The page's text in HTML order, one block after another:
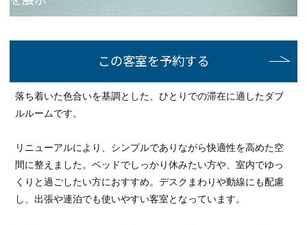
この客室を予約する
落ち着いた色合いを基調とした、ひとりでの滞在に適したダブ
ルルームです。
リニューアルにより、シンプルでありながら快適性を高めた空
間に整えました。ベッドでしっかり休みたい方や、室内でゆっ
くりと過ごしたい方におすすめ。デスクまわりや動線にも配慮
し、出張や連泊でも使いやすい客室となっています。